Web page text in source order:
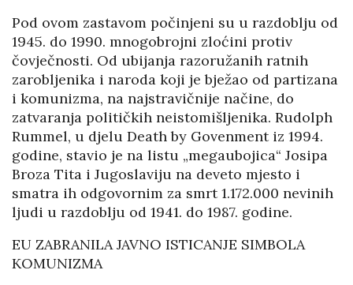
Pod ovom zastavom počinjeni su u razdoblju od
1945. do 1990. mnogobrojni zloćini protiv
čovječnosti. Od ubijanja razoružanih ratnih
zarobljenika i naroda koji je bježao od partizana
i komunizma, na najstravičnije načine, do
zatvaranja političkih neistomišljenika. Rudolph
Rummel, u djelu Death by Govenment iz 1994.
godine, stavio je na listu „megaubojica“ Josipa
Broza Tita i Jugoslaviju na deveto mjesto i
smatra ih odgovornim za smrt 1.172.000 nevinih
ljudi u razdoblju od 1941. do 1987. godine.
EU ZABRANILA JAVNO ISTICANJE SIMBOLA
KOMUNIZMA